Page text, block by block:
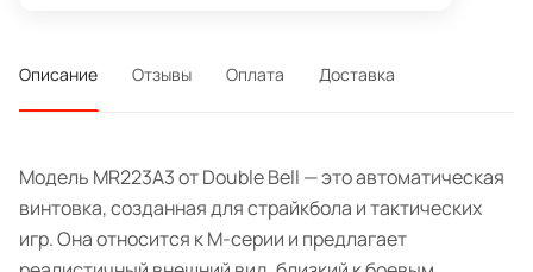
Описание Отзывы Оплата Доставка
Модель MR223A3 от Double Bell — это автоматическая
винтовка, созданная для страйкбола и тактических
игр. Она относится к М-серии и предлагает